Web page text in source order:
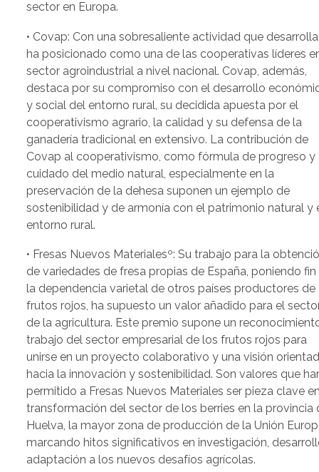
sector en Europa.
• Covap: Con una sobresaliente actividad que
ha posicionado como una de las cooperativas líderes
sector agroindustrial a nivel nacional. Covap, además,
destaca por su compromiso con el desarrollo
y social del entorno rural, su decidida apuesta por el
cooperativismo agrario, la calidad y su defensa de la
ganadería tradicional en extensivo. La contribución de
Covap al cooperativismo, como fórmula de progreso y
cuidado del medio natural, especialmente en la
preservación de la dehesa suponen un ejemplo de
sostenibilidad y de armonía con el patrimonio natural y
entorno rural.
• Fresas Nuevos Materialesº: Su trabajo para la
de variedades de fresa propias de España, poniendo fin
la dependencia varietal de otros países productores de
frutos rojos, ha supuesto un valor añadido para el
de la agricultura. Este premio supone un
trabajo del sector empresarial de los frutos rojos para
unirse en un proyecto colaborativo y una visión
hacia la innovación y sostenibilidad. Son valores que
permitido a Fresas Nuevos Materiales ser pieza clave
transformación del sector de los berries en la provincia
Huelva, la mayor zona de producción de la Unión
marcando hitos significativos en investigación,
adaptación a los nuevos desafíos agrícolas.